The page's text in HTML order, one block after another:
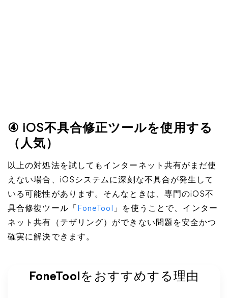
④ iOS不具合修正ツールを使用する
（人気）
以上の対処法を試してもインターネット共有がまだ使
えない場合、iOSシステムに深刻な不具合が発生して
いる可能性があります。そんなときは、専門のiOS不
具合修復ツール「
FoneTool
」を使うことで、インター
ネット共有（テザリング）ができない問題を安全かつ
確実に解決できます。
FoneToolをおすすめする理由